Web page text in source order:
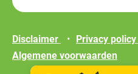
Disclaimer Privacy policy
Algemene voorwaarden